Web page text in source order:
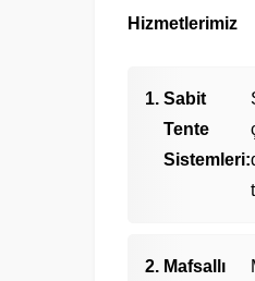
Hizmetlerimiz
Sabit
Tente
Sistemleri:
Mafsallı